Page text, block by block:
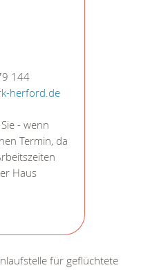
144
herford.de
- wenn
Termin, da
Haus
für geflüchtete